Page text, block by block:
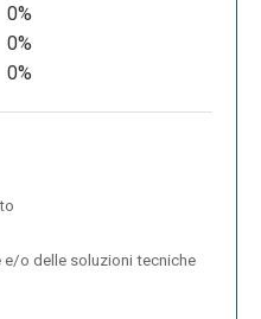
0%
0%
0%
o delle soluzioni tecniche